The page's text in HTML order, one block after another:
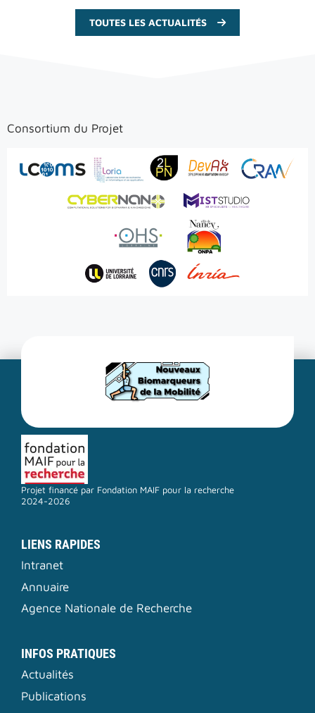
TOUTES LES ACTUALITÉS
Consortium du Projet
Projet financé par Fondation MAIF pour la recherche
2024-2026
LIENS RAPIDES
Intranet
Annuaire
Agence Nationale de Recherche
INFOS PRATIQUES
Actualités
Publications